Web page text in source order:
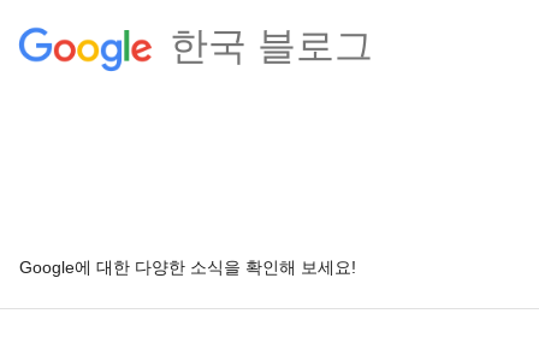
한국 블로그
Google에 대한 다양한 소식을 확인해 보세요!